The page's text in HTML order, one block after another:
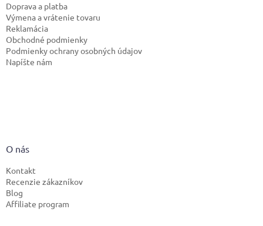
Doprava a platba
Výmena a vrátenie tovaru
Reklamácia
Obchodné podmienky
Podmienky ochrany osobných údajov
Napíšte nám
O nás
Kontakt
Recenzie zákazníkov
Blog
Affiliate program